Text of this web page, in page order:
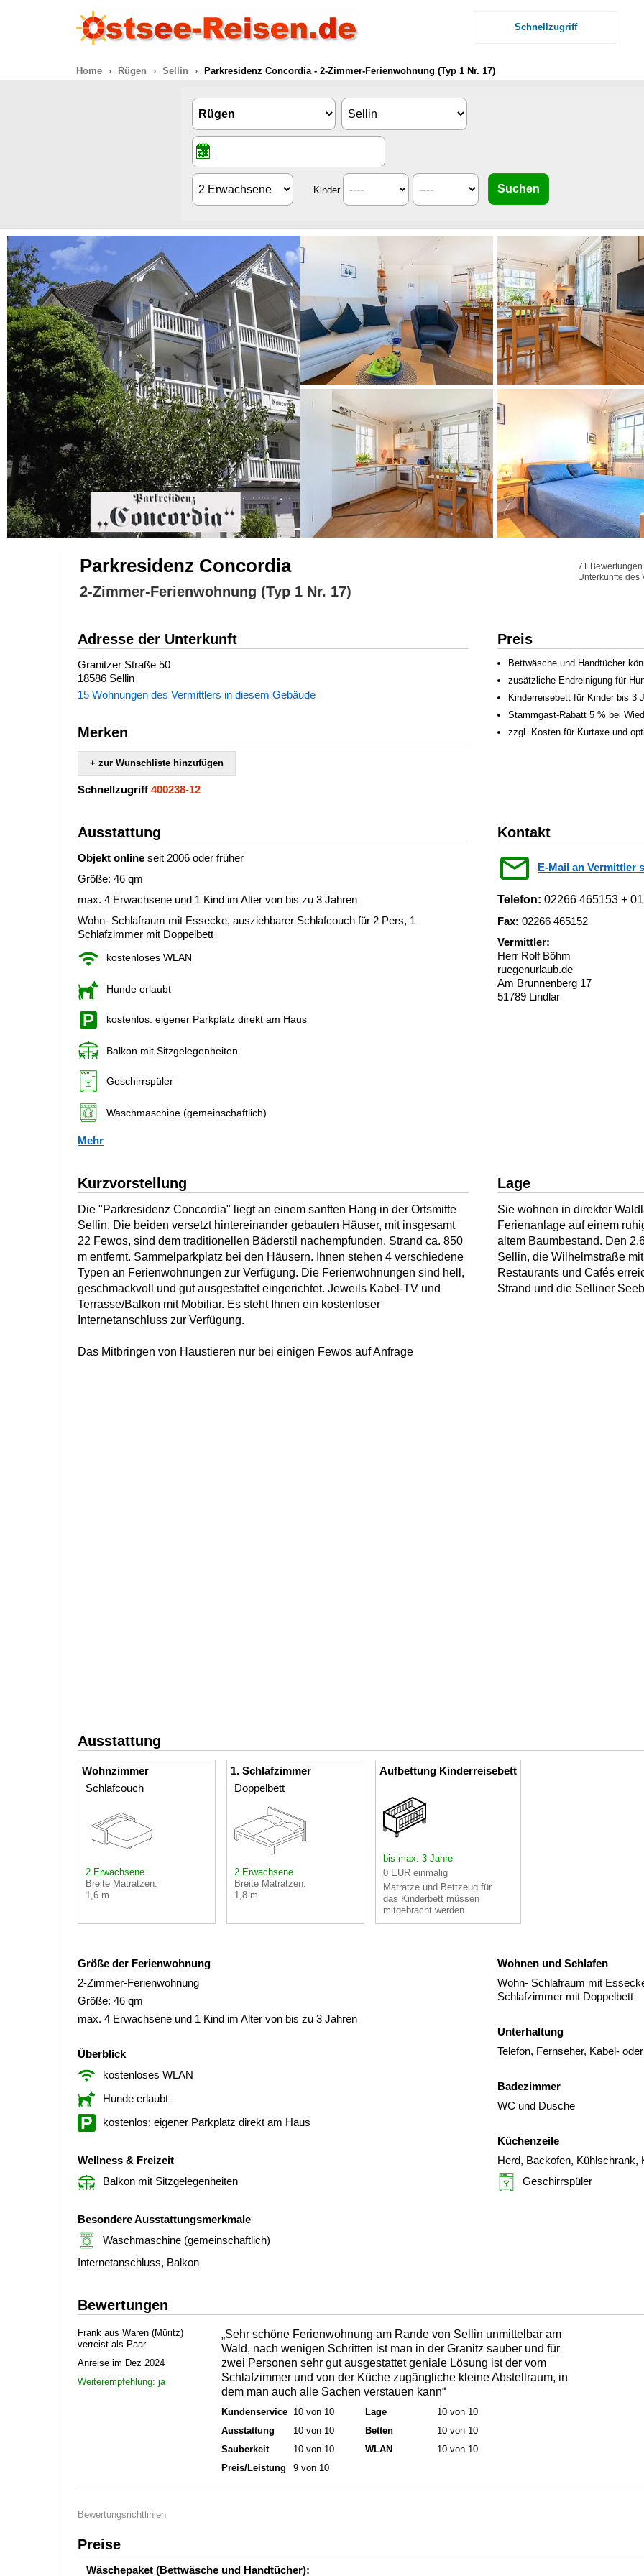
Schnellzugriff
Home Rügen Sellin Parkresidenz Concordia - 2-Zimmer-Ferienwohnung (Typ 1 Nr. 17)
Kinder
Parkresidenz Concordia
2-Zimmer-Ferienwohnung (Typ 1 Nr. 17)
71 Bewertungen
Unterkünfte des
Adresse der Unterkunft
Granitzer Straße 50
18586 Sellin
15 Wohnungen des Vermittlers in diesem Gebäude
Merken
+ zur Wunschliste hinzufügen
Schnellzugriff 400238-12
Preis
Bettwäsche und Handtücher
zusätzliche Endreinigung für
Kinderreisebett für Kinder bis 3
Stammgast-Rabatt 5 % bei
zzgl. Kosten für Kurtaxe und
Ausstattung
Objekt online seit 2006 oder früher
Größe: 46 qm
max. 4 Erwachsene und 1 Kind im Alter von bis zu 3 Jahren
Wohn- Schlafraum mit Essecke, ausziehbarer Schlafcouch für 2 Pers, 1
Schlafzimmer mit Doppelbett
kostenloses WLAN
Hunde erlaubt
kostenlos: eigener Parkplatz direkt am Haus
Balkon mit Sitzgelegenheiten
Geschirrspüler
Waschmaschine (gemeinschaftlich)
Mehr
Kontakt
E-Mail an Vermittler
Telefon: 02266 465153 +
Fax: 02266 465152
Vermittler:
Herr Rolf Böhm
ruegenurlaub.de
Am Brunnenberg 17
51789 Lindlar
Kurzvorstellung
Die "Parkresidenz Concordia" liegt an einem sanften Hang in der Ortsmitte
Sellin. Die beiden versetzt hintereinander gebauten Häuser, mit insgesamt
22 Fewos, sind dem traditionellen Bäderstil nachempfunden. Strand ca. 850
m entfernt. Sammelparkplatz bei den Häusern. Ihnen stehen 4 verschiedene
Typen an Ferienwohnungen zur Verfügung. Die Ferienwohnungen sind hell,
geschmackvoll und gut ausgestattet eingerichtet. Jeweils Kabel-TV und
Terrasse/Balkon mit Mobiliar. Es steht Ihnen ein kostenloser
Internetanschluss zur Verfügung.
Das Mitbringen von Haustieren nur bei einigen Fewos auf Anfrage
Lage
Sie wohnen in direkter
Ferienanlage auf einem
altem Baumbestand. Den
Sellin, die Wilhelmstraße
Restaurants und Cafés
Strand und die Selliner
Ausstattung
Wohnzimmer
Schlafcouch
2 Erwachsene
Breite Matratzen:
1,6 m
1. Schlafzimmer
Doppelbett
2 Erwachsene
Breite Matratzen:
1,8 m
Aufbettung Kinderreisebett
bis max. 3 Jahre
0 EUR einmalig
Matratze und Bettzeug für
das Kinderbett müssen
mitgebracht werden
Größe der Ferienwohnung
2-Zimmer-Ferienwohnung
Größe: 46 qm
max. 4 Erwachsene und 1 Kind im Alter von bis zu 3 Jahren
Überblick
kostenloses WLAN
Hunde erlaubt
kostenlos: eigener Parkplatz direkt am Haus
Wellness & Freizeit
Balkon mit Sitzgelegenheiten
Besondere Ausstattungsmerkmale
Waschmaschine (gemeinschaftlich)
Internetanschluss, Balkon
Wohnen und Schlafen
Wohn- Schlafraum mit
Schlafzimmer mit Doppelbett
Unterhaltung
Telefon, Fernseher, Kabel-
Badezimmer
WC und Dusche
Küchenzeile
Herd, Backofen, Kühlschrank,
Geschirrspüler
Bewertungen
Frank aus Waren (Müritz)
verreist als Paar
Anreise im Dez 2024
Weiterempfehlung: ja
„Sehr schöne Ferienwohnung am Rande von Sellin unmittelbar am
Wald, nach wenigen Schritten ist man in der Granitz sauber und für
zwei Personen sehr gut ausgestattet geniale Lösung ist der vom
Schlafzimmer und von der Küche zugängliche kleine Abstellraum, in
dem man auch alle Sachen verstauen kann“
Kundenservice 10 von 10
Ausstattung
10 von 10
Sauberkeit
10 von 10
Preis/Leistung
9 von 10
Lage
10 von 10
Betten
10 von 10
WLAN
10 von 10
Bewertungsrichtlinien
Preise
Wäschepaket (Bettwäsche und Handtücher):